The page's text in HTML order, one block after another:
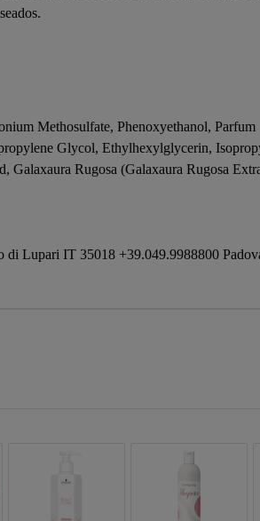
Methosulfate, Phenoxyethanol, Parfum
Glycol, Ethylhexylglycerin,
Rugosa (Galaxaura Rugosa
di Lupari IT 35018 +39.049.9988800